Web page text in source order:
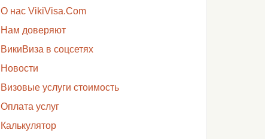
О нас VikiVisa.Com
Нам доверяют
ВикиВиза в соцсетях
Новости
Визовые услуги стоимость
Оплата услуг
Калькулятор